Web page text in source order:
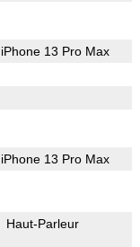
iPhone 13 Pro Max
iPhone 13 Pro Max
Haut-Parleur